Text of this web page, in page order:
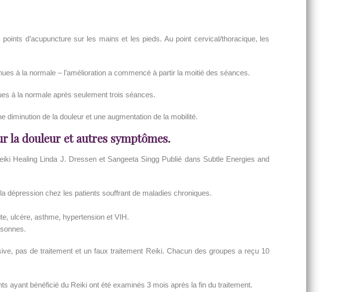
d’acupuncture sur les mains et les pieds. Au point cervical/thoracique, les
à la normale – l’amélioration a commencé à partir la moitié des séances.
à la normale après seulement trois séances.
diminution de la douleur et une augmentation de la mobilité.
la douleur et autres symptômes.
Healing Linda J. Dressen et Sangeeta Singg Publié dans Subtle Energies and
dépression chez les patients souffrant de maladies chroniques.
ulcère, asthme, hypertension et VIH.
pas de traitement et un faux traitement Reiki. Chacun des groupes a reçu 10
ayant bénéficié du Reiki ont été examinés 3 mois après la fin du traitement.